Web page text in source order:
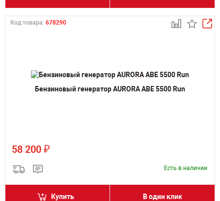
Код товара: 678290
Бензиновый генератор AURORA ABE 5500 Run
58 200 ₽
Есть в наличии
Купить В один клик